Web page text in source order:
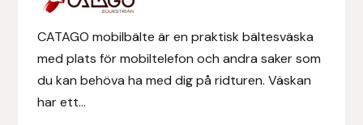
CATAGO mobilbälte är en praktisk bältesväska
med plats för mobiltelefon och andra saker som
du kan behöva ha med dig på ridturen. Väskan
har ett...
E.A. Mattes
Eclipse Biofarmab